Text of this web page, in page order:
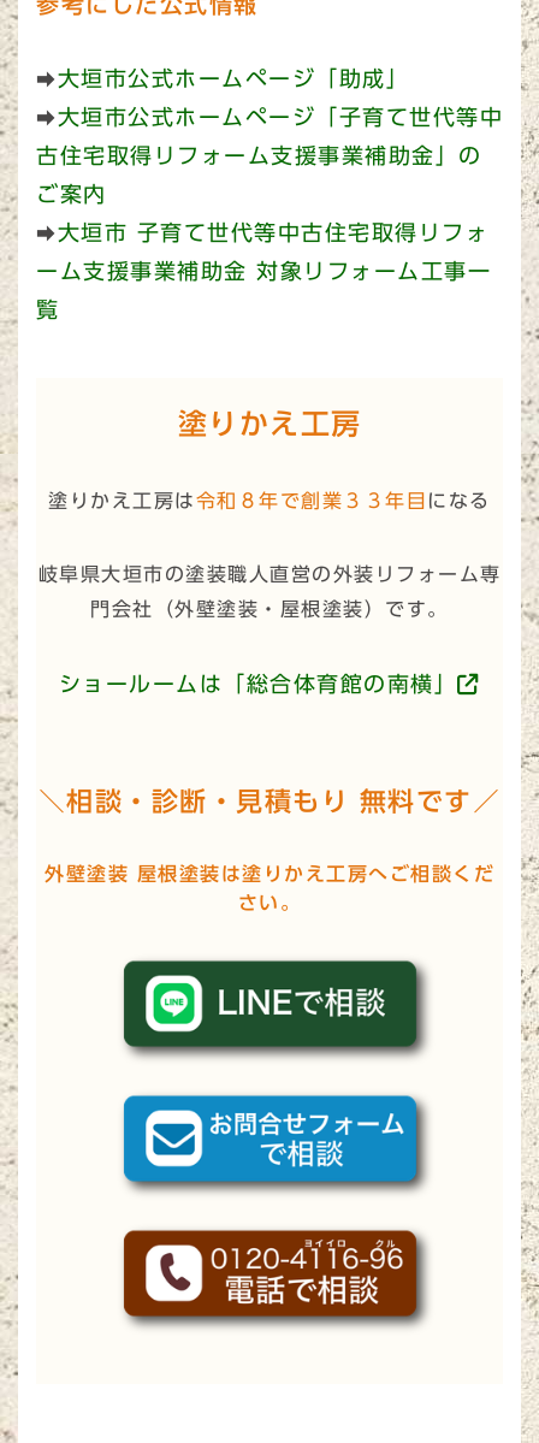
➡大垣市公式ホームページ「助成」
➡大垣市公式ホームページ「子育て世代等中
古住宅取得リフォーム支援事業補助金」の
ご案内
➡大垣市 子育て世代等中古住宅取得リフォ
ーム支援事業補助金 対象リフォーム工事一
覧
塗りかえ工房
塗りかえ工房は令和８年で創業３３年目 になる
岐阜県大垣市の塗装職人直営の外装リフォーム専
門会社（外壁塗装・屋根塗装）です。
ショールームは「総合体育館の南横」
＼相談・診断・見積もり 無料です／
外壁塗装 屋根塗装は塗りかえ工房へご相談くだ
さい。